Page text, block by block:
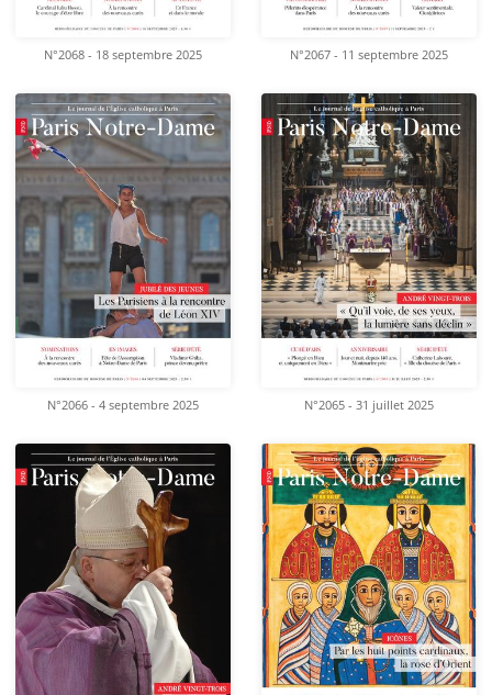
N°2068 - 18 septembre 2025 N°2067 - 11 septembre 2025
N°2066 - 4 septembre 2025 N°2065 - 31 juillet 2025